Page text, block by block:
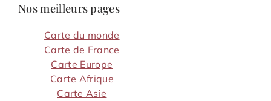
Nos meilleurs pages
Carte du monde
Carte de France
Carte Europe
Carte Afrique
Carte Asie